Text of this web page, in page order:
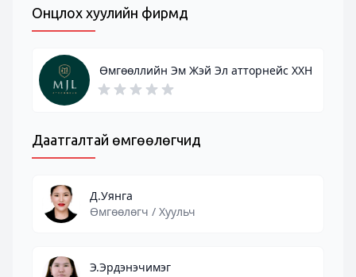
Онцлох хуулийн фирмүүд
Өмгөөллийн Эм Жэй Эл атторнейс ХХН
Даатгалтай өмгөөлөгчид
Д.Уянга
Өмгөөлөгч / Хуульч
Э.Эрдэнэчимэг